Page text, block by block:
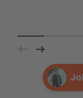
Ihre